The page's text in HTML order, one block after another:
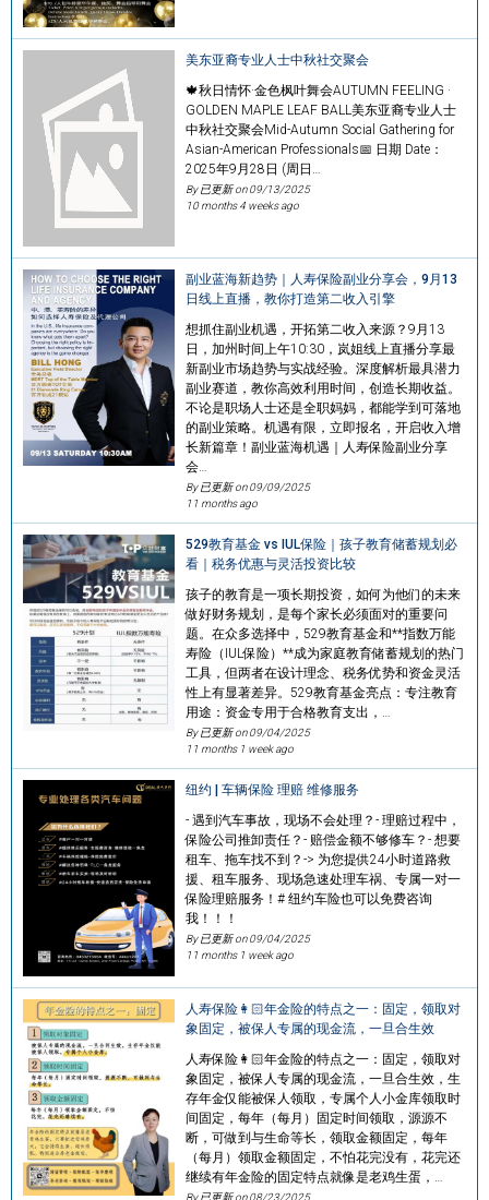
美东亚裔专业人士中秋社交聚会
🍁秋日情怀·金色枫叶舞会AUTUMN FEELING ·
GOLDEN MAPLE LEAF BALL美东亚裔专业人士
中秋社交聚会Mid-Autumn Social Gathering for
Asian-American Professionals📅 日期 Date：
2025年9月28日 (周日…
By 已更新 on09/13/2025
10 months 4 weeks ago
副业蓝海新趋势｜人寿保险副业分享会，9月13
日线上直播，教你打造第二收入引擎
想抓住副业机遇，开拓第二收入来源？9月13
日，加州时间上午10:30，岚姐线上直播分享最
新副业市场趋势与实战经验。深度解析最具潜力
副业赛道，教你高效利用时间，创造长期收益。
不论是职场人士还是全职妈妈，都能学到可落地
的副业策略。机遇有限，立即报名，开启收入增
长新篇章！副业蓝海机遇｜人寿保险副业分享
会…
By 已更新 on09/09/2025
11 months ago
529教育基金 vs IUL保险｜孩子教育储蓄规划必
看｜税务优惠与灵活投资比较
孩子的教育是一项长期投资，如何为他们的未来
做好财务规划，是每个家长必须面对的重要问
题。在众多选择中，529教育基金和**指数万能
寿险（IUL保险）**成为家庭教育储蓄规划的热门
工具，但两者在设计理念、税务优势和资金灵活
性上有显著差异。529教育基金亮点：专注教育
用途：资金专用于合格教育支出，…
By 已更新 on09/04/2025
11 months 1 week ago
纽约 | 车辆保险 理赔 维修服务
- 遇到汽车事故，现场不会处理？- 理赔过程中，
保险公司推卸责任？- 赔偿金额不够修车？- 想要
租车、拖车找不到？-> 为您提供24小时道路救
援、租车服务、现场急速处理车祸、专属一对一
保险理赔服务！# 纽约车险也可以免费咨询
我！！！
By 已更新 on09/04/2025
11 months 1 week ago
人寿保险👩🏻年金险的特点之一：固定，领取对
象固定，被保人专属的现金流，一旦合生效
人寿保险👩🏻年金险的特点之一：固定，领取对
象固定，被保人专属的现金流，一旦合生效，生
存年金仅能被保人领取，专属个人小金库领取时
间固定，每年（每月）固定时间领取，源源不
断，可做到与生命等长，领取金额固定，每年
（每月）领取金额固定，不怕花完没有，花完还
继续有年金险的固定特点就像是老鸡生蛋，…
By 已更新 on08/23/2025